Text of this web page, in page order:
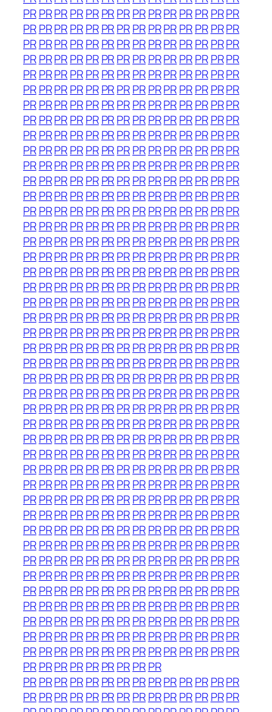
PRPRPRPRPR PRPRPRPRPRPRPR PRPR
PRPRPRPRPR PRPRPRPRPRPRPR PRPR
PRPRPRPRPR PRPRPRPRPRPRPR PRPR
PRPRPRPRPR PRPRPRPRPRPRPR PRPR
PRPRPRPRPR PRPRPRPRPRPRPR PRPR
PRPRPRPRPR PRPRPRPRPRPRPR PRPR
PRPRPRPRPR PRPRPRPRPRPRPR PRPR
PRPRPRPRPR PRPRPRPRPRPRPR PRPR
PRPRPRPRPR PRPRPRPRPRPRPR PRPR
PRPRPRPRPR PRPRPRPRPRPRPR PRPR
PRPRPRPRPR PRPRPRPRPRPRPR PRPR
PRPRPRPRPR PRPRPRPRPRPRPR PRPR
PRPRPRPRPR PRPRPRPRPRPRPR PRPR
PRPRPRPRPR PRPRPRPRPRPRPR PRPR
PRPRPRPRPR PRPRPRPRPRPRPR PRPR
PRPRPRPRPR PRPRPRPRPRPRPR PRPR
PRPRPRPRPR PRPRPRPRPRPRPR PRPR
PRPRPRPRPR PRPRPRPRPRPRPR PRPR
PRPRPRPRPR PRPRPRPRPRPRPR PRPR
PRPRPRPRPR PRPRPRPRPRPRPR PRPR
PRPRPRPRPR PRPRPRPRPRPRPR PRPR
PRPRPRPRPR PRPRPRPRPRPRPR PRPR
PRPRPRPRPR PRPRPRPRPRPRPR PRPR
PRPRPRPRPR PRPRPRPRPRPRPR PRPR
PRPRPRPRPR PRPRPRPRPRPRPR PRPR
PRPRPRPRPR PRPRPRPRPRPRPR PRPR
PRPRPRPRPR PRPRPRPRPRPRPR PRPR
PRPRPRPRPR PRPRPRPRPRPRPR PRPR
PRPRPRPRPR PRPRPRPRPRPRPR PRPR
PRPRPRPRPR PRPRPRPRPRPRPR PRPR
PRPRPRPRPR PRPRPRPRPRPRPR PRPR
PRPRPRPRPR PRPRPRPRPRPRPR PRPR
PRPRPRPRPR PRPRPRPRPRPRPR PRPR
PRPRPRPRPR PRPRPRPRPRPRPR PRPR
PRPRPRPRPR PRPRPRPRPRPRPR PRPR
PRPRPRPRPR PRPRPRPRPRPRPR PRPR
PRPRPRPRPR PRPRPRPRPRPRPR PRPR
PRPRPRPRPR PRPRPRPRPRPRPR PRPR
PRPRPRPRPR PRPRPRPRPRPRPR PRPR
PRPRPRPRPR PRPRPRPRPRPRPR PRPR
PRPRPRPRPR PRPRPRPRPRPRPR PRPR
PRPRPRPRPR PRPRPRPRPRPRPR PRPR
PRPRPRPRPR PRPRPRPRPRPRPR PRPR
PRPRPRPRPR PRPRPRPR
PRPRPRPRPR PRPRPRPRPRPRPR PRPR
PRPRPRPRPR PRPRPRPRPRPRPR PRPR